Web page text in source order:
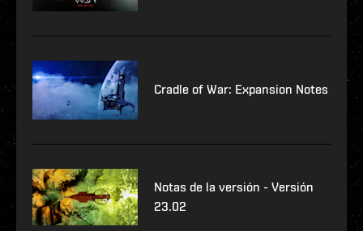
Cradle of War: Expansion Notes
Notas de la versión - Versión
23.02